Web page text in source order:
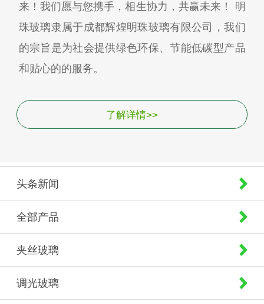
来！我们愿与您携手，相生协力，共赢未来！ 明
珠玻璃隶属于成都辉煌明珠玻璃有限公司，我们
的宗旨是为社会提供绿色环保、节能低碳型产品
和贴心的的服务。
了解详情>>
头条新闻
全部产品
夹丝玻璃
调光玻璃